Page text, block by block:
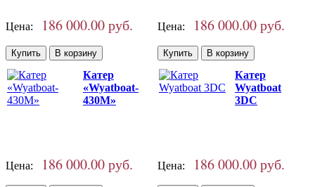
Цена: 186 000.00 руб. Цена: 186 000.00 руб.
Катер
«Wyatboat-
430M»
Цена: 186 000.00 руб.
Катер
Wyatboat
3DC
Цена: 186 000.00 руб.